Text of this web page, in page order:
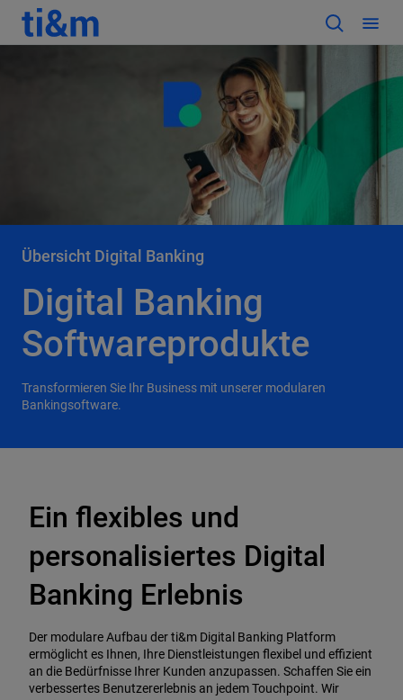
Übersicht Digital Banking
Digital Banking
Softwareprodukte
Transformieren Sie Ihr Business mit unserer modularen
Bankingsoftware.
Ein flexibles und
personalisiertes Digital
Banking Erlebnis
Der modulare Aufbau der ti&m Digital Banking Platform
ermöglicht es Ihnen, Ihre Dienstleistungen flexibel und effizient
an die Bedürfnisse Ihrer Kunden anzupassen. Schaffen Sie ein
verbessertes Benutzererlebnis an jedem Touchpoint. Wir